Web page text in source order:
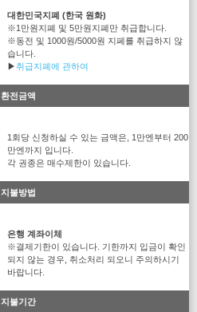
대한민국지폐 (한국 원화)
※1만원지폐 및 5만원지폐만 취급합니다.
※동전 및 1000원/5000원 지페를 취급하지 않
습니다.
▶취급지폐에 관하여
환전금액
1회당 신청하실 수 있는 금액은, 1만엔부터 200
만엔까지 입니다.
각 권종은 매수제한이 있습니다.
지불방법
은행 계좌이체
※결제기한이 있습니다. 기한까지 입금이 확인
되지 않는 경우, 취소처리 되오니 주의하시기
바랍니다.
지불기간